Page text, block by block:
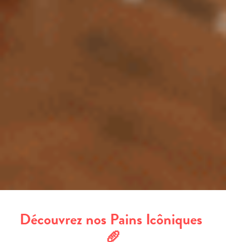
Découvrez nos Pains Icôniques
🥖